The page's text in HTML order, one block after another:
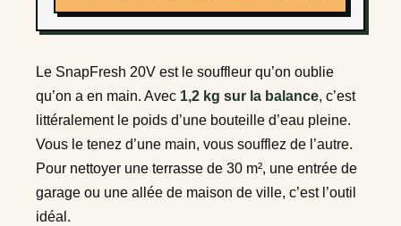
Le SnapFresh 20V est le souffleur qu’on oublie
qu’on a en main. Avec 1,2 kg sur la balance, c’est
littéralement le poids d’une bouteille d’eau pleine.
Vous le tenez d’une main, vous soufflez de l’autre.
Pour nettoyer une terrasse de 30 m², une entrée de
garage ou une allée de maison de ville, c’est l’outil
idéal.